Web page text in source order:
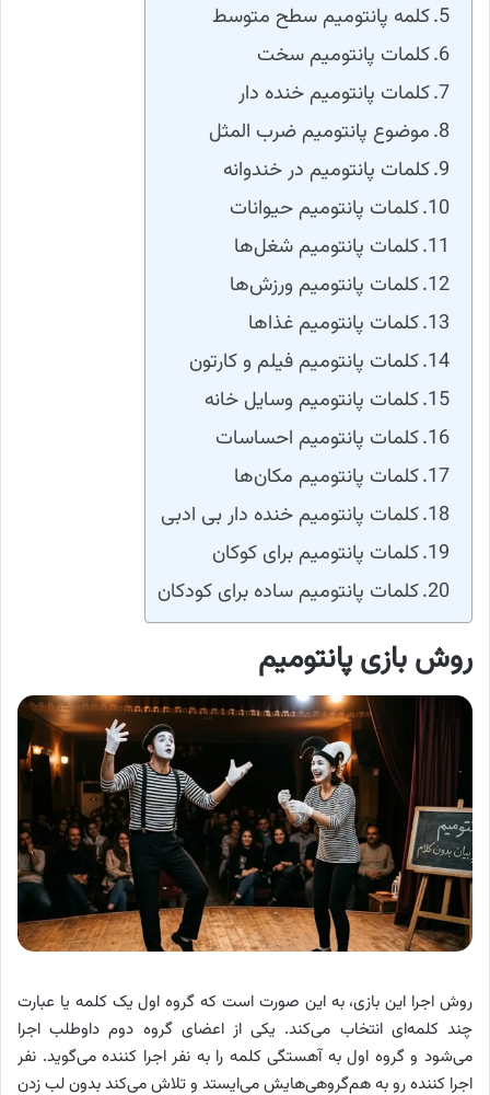
کلمه پانتومیم سطح متوسط
کلمات پانتومیم سخت
کلمات پانتومیم خنده دار
موضوع پانتومیم ضرب المثل
کلمات پانتومیم در خندوانه
کلمات پانتومیم حیوانات
کلمات پانتومیم شغل‌ها
کلمات پانتومیم ورزش‌ها
کلمات پانتومیم غذاها
کلمات پانتومیم فیلم و کارتون
کلمات پانتومیم وسایل خانه
کلمات پانتومیم احساسات
کلمات پانتومیم مکان‌ها
کلمات پانتومیم خنده دار بی ادبی
کلمات پانتومیم برای کوکان
کلمات پانتومیم ساده برای کودکان
روش بازی پانتومیم
روش اجرا این بازی، به این صورت است که گروه اول یک کلمه یا عبارت
چند کلمه‌ای انتخاب می‌کند. یکی از اعضای گروه دوم داوطلب اجرا
می‌شود و گروه اول به آهستگی کلمه را به نفر اجرا کننده می‌گوید. نفر
اجرا کننده رو به هم‌گروهی‌هایش می‌ایستد و تلاش می‌کند بدون لب زدن